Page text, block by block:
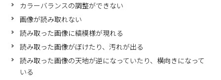
カラーバランスの調整ができない
画像が読み取れない
読み取った画像に縞模様が現れる
読み取った画像がぼけたり、汚れが出る
読み取った画像の天地が逆になっていたり、横向きになって
いる